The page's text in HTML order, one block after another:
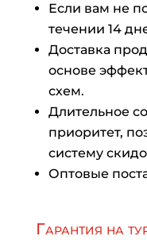
Если вам не
течении 14
Доставка
основе
схем.
Длительное
приоритет,
систему
Оптовые
Гарантия на